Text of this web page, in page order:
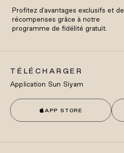
Profitez d'avantages exclusifs et de
récompenses grâce à notre
programme de fidélité gratuit.
TÉLÉCHARGER
Application Sun Siyam
APP STORE